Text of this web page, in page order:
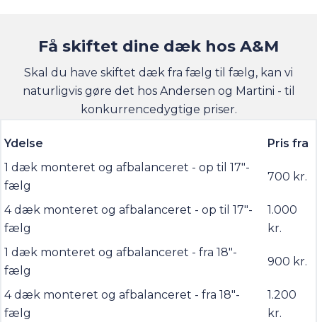
Få skiftet dine dæk hos A&M
Skal du have skiftet dæk fra fælg til fælg, kan vi
naturligvis gøre det hos Andersen og Martini - til
konkurrencedygtige priser.
Ydelse
Pris fra
1 dæk monteret og afbalanceret - op til 17"-
fælg
700 kr.
4 dæk monteret og afbalanceret - op til 17"-
fælg
1.000
kr.
1 dæk monteret og afbalanceret - fra 18"-
fælg
900 kr.
4 dæk monteret og afbalanceret - fra 18"-
fælg
1.200
kr.